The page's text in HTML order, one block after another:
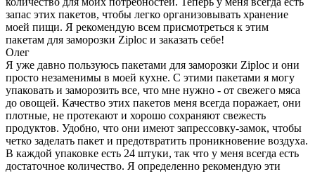
запас этих пакетов, чтобы легко организовывать хранение
моей пищи. Я рекомендую всем присмотреться к этим
пакетам для заморозки Ziploc и заказать себе!
Олег
Я уже давно пользуюсь пакетами для заморозки Ziploc и они
просто незаменимы в моей кухне. С этими пакетами я могу
упаковать и заморозить все, что мне нужно - от свежего мяса
до овощей. Качество этих пакетов меня всегда поражает, они
плотные, не протекают и хорошо сохраняют свежесть
продуктов. Удобно, что они имеют запрессовку-замок, чтобы
четко заделать пакет и предотвратить проникновение воздуха.
В каждой упаковке есть 24 штуки, так что у меня всегда есть
достаточное количество. Я определенно рекомендую эти